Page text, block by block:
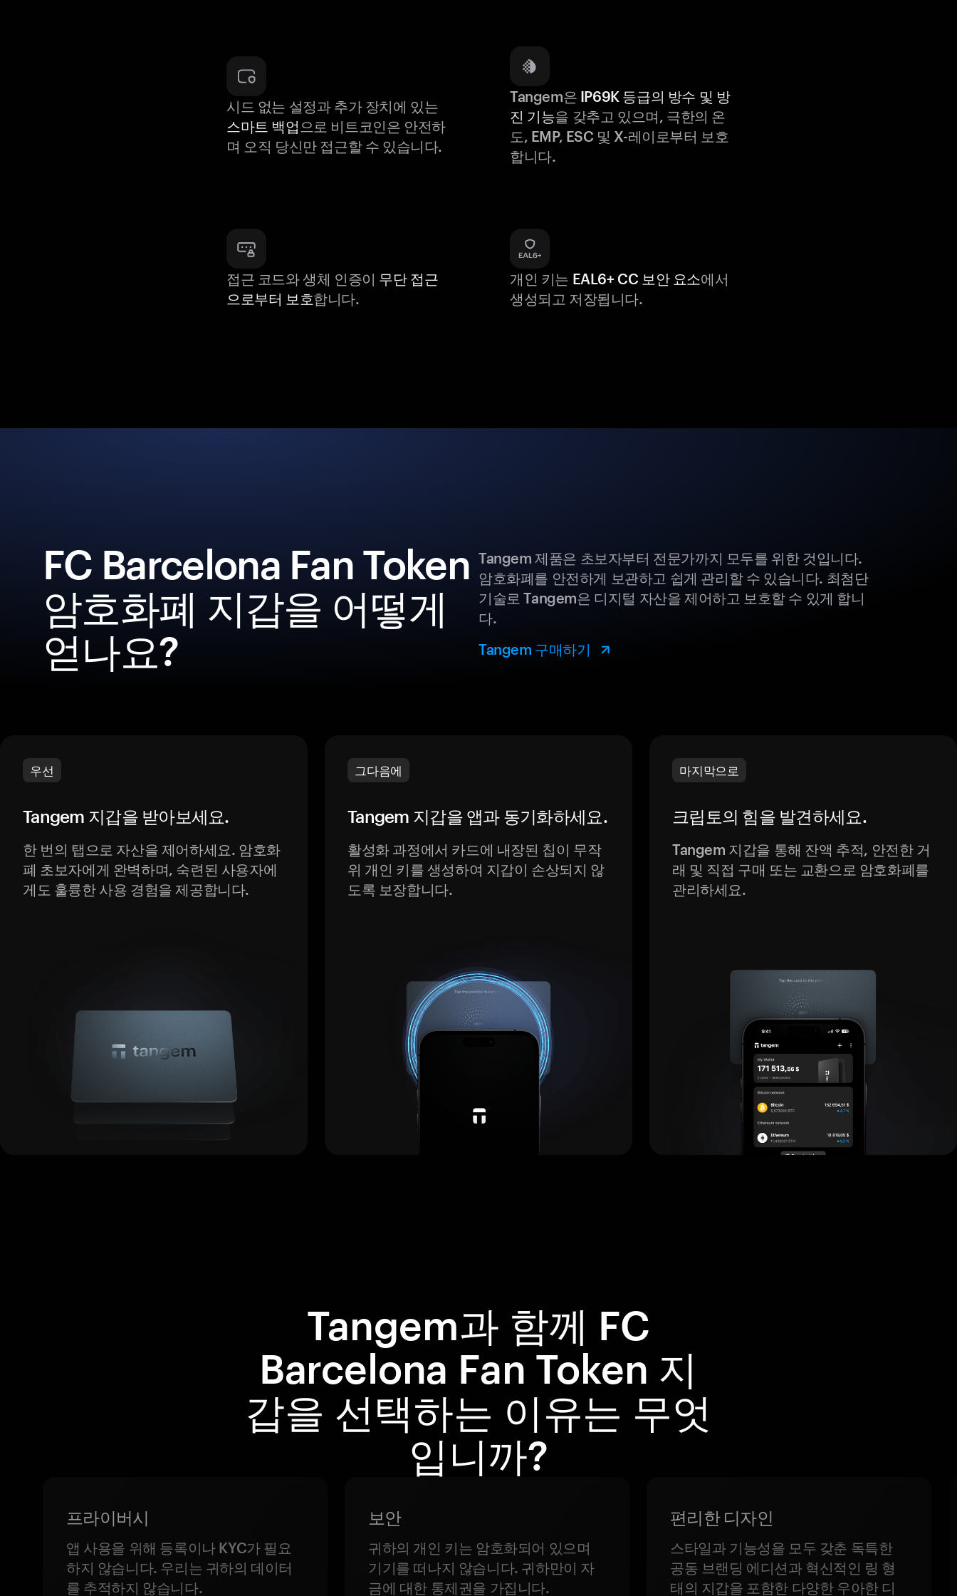
시드 없는 설정과 추가 장치에 있는
스마트 백업 으로 비트코인은 안전하
며 오직 당신만 접근할 수 있습니다.
Tangem은 IP69K 등급의 방수 및 방
진 기능을 갖추고 있으며, 극한의 온
도, EMP, ESC 및 X-레이로부터 보호
합니다.
접근 코드와 생체 인증이 무단 접근
으로부터 보호합니다.
개인 키는 EAL6+ CC 보안 요소에서
생성되고 저장됩니다.
FC Barcelona Fan Token
암호화폐 지갑을 어떻게
얻나요?
Tangem 제품은 초보자부터 전문가까지 모두를 위한 것입니다.
암호화폐를 안전하게 보관하고 쉽게 관리할 수 있습니다. 최첨단
기술로 Tangem은 디지털 자산을 제어하고 보호할 수 있게 합니
다.
Tangem 구매하기
우선
Tangem 지갑을 받아보세요.
한 번의 탭으로 자산을 제어하세요. 암호화
폐 초보자에게 완벽하며, 숙련된 사용자에
게도 훌륭한 사용 경험을 제공합니다.
그다음에
Tangem 지갑을 앱과 동기화하세요.
활성화 과정에서 카드에 내장된 칩이 무작
위 개인 키를 생성하여 지갑이 손상되지 않
도록 보장합니다.
마지막으로
크립토의 힘을 발견하세요.
Tangem 지갑을 통해 잔액 추적, 안전한 거
래 및 직접 구매 또는 교환으로 암호화폐를
관리하세요.
Tangem과 함께 FC
Barcelona Fan Token 지
갑을 선택하는 이유는 무엇
입니까?
프라이버시
앱 사용을 위해 등록이나 KYC가 필요
하지 않습니다. 우리는 귀하의 데이터
를 추적하지 않습니다.
보안
귀하의 개인 키는 암호화되어 있으며
기기를 떠나지 않습니다. 귀하만이 자
금에 대한 통제권을 가집니다.
편리한 디자인
스타일과 기능성을 모두 갖춘 독특한
공동 브랜딩 에디션과 혁신적인 링 형
태의 지갑을 포함한 다양한 우아한 디